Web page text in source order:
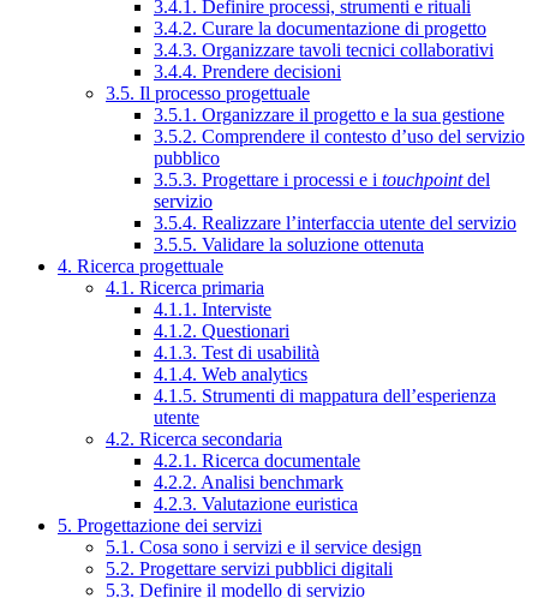
3.4.1. Definire processi, strumenti e rituali
3.4.2. Curare la documentazione di progetto
3.4.3. Organizzare tavoli tecnici collaborativi
3.4.4. Prendere decisioni
3.5. Il processo progettuale
3.5.1. Organizzare il progetto e la sua gestione
3.5.2. Comprendere il contesto d’uso del servizio
pubblico
3.5.3. Progettare i processi e i touchpointdel
servizio
3.5.4. Realizzare l’interfaccia utente del servizio
3.5.5. Validare la soluzione ottenuta
4. Ricerca progettuale
4.1. Ricerca primaria
4.1.1. Interviste
4.1.2. Questionari
4.1.3. Test di usabilità
4.1.4. Web analytics
4.1.5. Strumenti di mappatura dell’esperienza
utente
4.2. Ricerca secondaria
4.2.1. Ricerca documentale
4.2.2. Analisi benchmark
4.2.3. Valutazione euristica
5. Progettazione dei servizi
5.1. Cosa sono i servizi e il service design
5.2. Progettare servizi pubblici digitali
5.3. Definire il modello di servizio